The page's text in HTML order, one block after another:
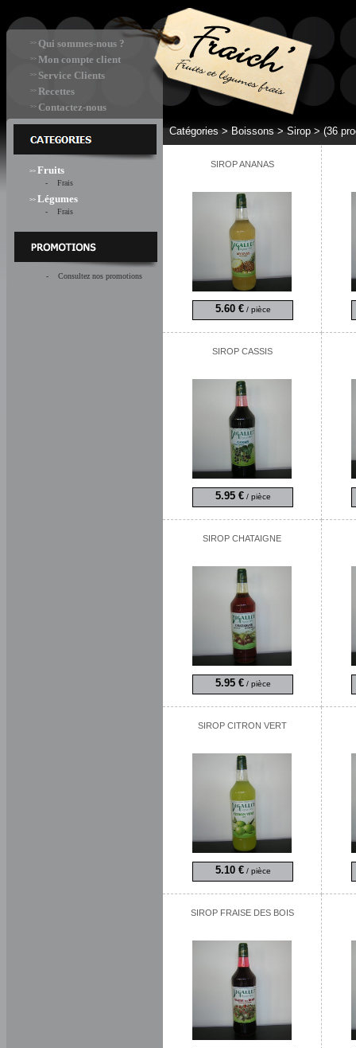
>> Qui sommes-nous ?
>> Mon compte client
>> Service Clients
>> Recettes
>> Contactez-nous
>> Fruits
- Frais
>> Légumes
- Frais
- Consultez nos promotions
Catégories >Boissons > Sirop>(36
SIROP ANANAS
5.60 €/ pièce
SIROP CASSIS
5.95 €/ pièce
SIROP CHATAIGNE
5.95 €/ pièce
SIROP CITRON VERT
5.10 €/ pièce
SIROP FRAISE DES BOIS